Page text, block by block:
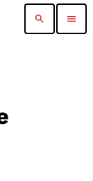
search menu